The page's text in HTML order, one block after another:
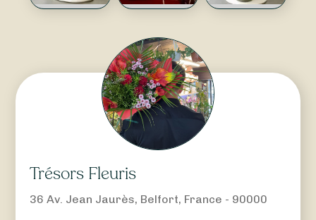
Trésors Fleuris
36 Av. Jean Jaurès, Belfort, France - 90000